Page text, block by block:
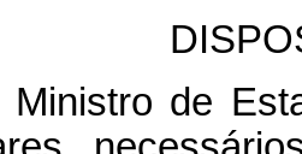
de